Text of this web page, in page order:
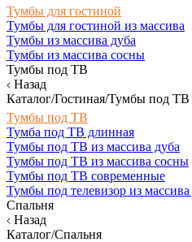
Тумбы для гостиной
Тумбы для гостиной из массива
Тумбы из массива дуба
Тумбы из массива сосны
Тумбы под ТВ
Назад
Каталог/Гостиная/Тумбы под ТВ
Тумбы под ТВ
Тумба под ТВ длинная
Тумбы под ТВ из массива дуба
Тумбы под ТВ из массива сосны
Тумбы под ТВ современные
Тумбы под телевизор из массива
Спальня
Назад
Каталог/Спальня